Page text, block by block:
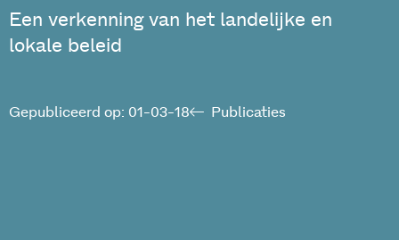
Een verkenning van het landelijke en
lokale beleid
Publicaties
Gepubliceerd op: 01-03-18